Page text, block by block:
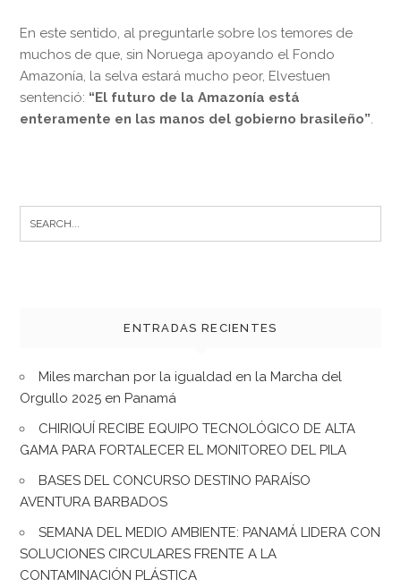
En este sentido, al preguntarle sobre los temores de
muchos de que, sin Noruega apoyando el Fondo
Amazonía, la selva estará mucho peor, Elvestuen
sentenció: “El futuro de la Amazonía está
enteramente en las manos del gobierno brasileño”.
for:
ENTRADAS RECIENTES
Miles marchan por la igualdad en la Marcha del
Orgullo 2025 en Panamá
CHIRIQUÍ RECIBE EQUIPO TECNOLÓGICO DE ALTA
GAMA PARA FORTALECER EL MONITOREO DEL PILA
BASES DEL CONCURSO DESTINO PARAÍSO
AVENTURA BARBADOS
SEMANA DEL MEDIO AMBIENTE: PANAMÁ LIDERA CON
SOLUCIONES CIRCULARES FRENTE A LA
CONTAMINACIÓN PLÁSTICA